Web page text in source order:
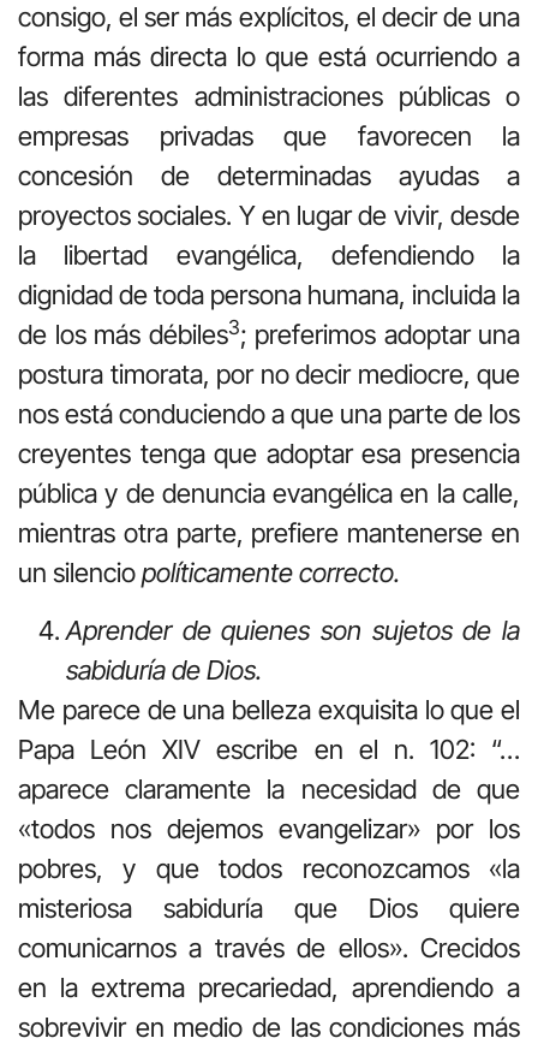
consigo, el ser más explícitos, el decir de una
forma más directa lo que está ocurriendo a
las diferentes administraciones públicas o
empresas privadas que favorecen la
concesión de determinadas ayudas a
proyectos sociales. Y en lugar de vivir, desde
la libertad evangélica, defendiendo la
dignidad de toda persona humana, incluida la
de los más débiles3; preferimos adoptar una
postura timorata, por no decir mediocre, que
nos está conduciendo a que una parte de los
creyentes tenga que adoptar esa presencia
pública y de denuncia evangélica en la calle,
mientras otra parte, prefiere mantenerse en
un silenciopolíticamente correcto.
Aprender de quienes son sujetos de la
sabiduríadeDios.
Me parece de una belleza exquisita lo que el
Papa León XIV escribe en el n. 102: “…
aparece claramente la necesidad de que
«todos nos dejemos evangelizar» por los
pobres, y que todos reconozcamos «la
misteriosa sabiduría que Dios quiere
comunicarnos a través de ellos». Crecidos
en la extrema precariedad, aprendiendo a
sobrevivir en medio de las condiciones más